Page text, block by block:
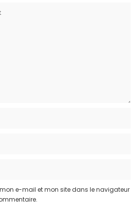
e-mail et mon site dans le navigateur